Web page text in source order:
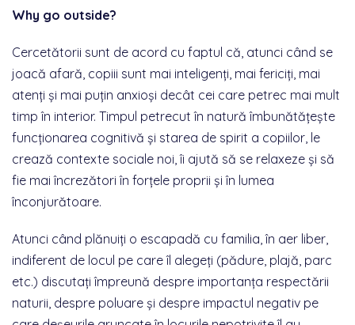
Why go outside?
Cercetătorii sunt de acord cu faptul că, atunci când se
joacă afară, copiii sunt mai inteligenți, mai fericiți, mai
atenți și mai puțin anxioși decât cei care petrec mai mult
timp în interior. Timpul petrecut în natură îmbunătățește
funcționarea cognitivă și starea de spirit a copiilor, le
crează contexte sociale noi, îi ajută să se relaxeze și să
fie mai încrezători în forțele proprii și în lumea
înconjurătoare.
Atunci când plănuiți o escapadă cu familia, în aer liber,
indiferent de locul pe care îl alegeți (pădure, plajă, parc
etc.) discutați împreună despre importanța respectării
naturii, despre poluare și despre impactul negativ pe